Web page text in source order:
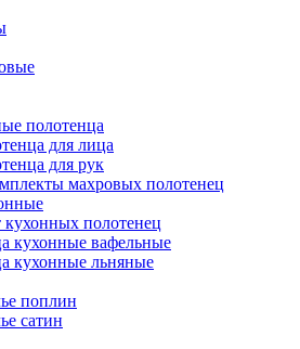
полотенца
для лица
для рук
махровых полотенец
полотенец
кухонные вафельные
кухонные льняные
поплин
сатин